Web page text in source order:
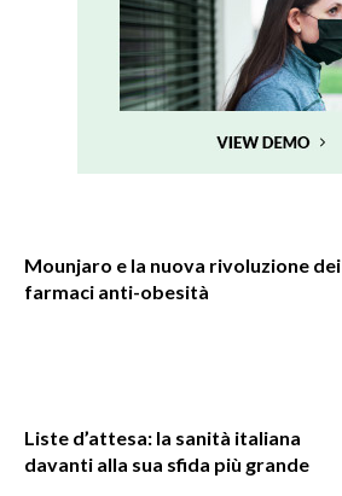
Mounjaro e la nuova rivoluzione dei
farmaci anti-obesità
Liste d’attesa: la sanità italiana
davanti alla sua sfida più grande